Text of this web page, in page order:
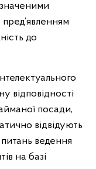
пред’явленням
до
відповідності
посади,
відвідують
ведення
на базі